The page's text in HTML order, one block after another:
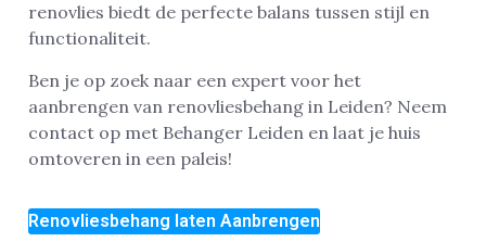
renovlies biedt de perfecte balans tussen stijl en
functionaliteit.
Ben je op zoek naar een expert voor het
aanbrengen van renovliesbehang in Leiden? Neem
contact op met Behanger Leiden en laat je huis
omtoveren in een paleis!
Renovliesbehang laten Aanbrengen